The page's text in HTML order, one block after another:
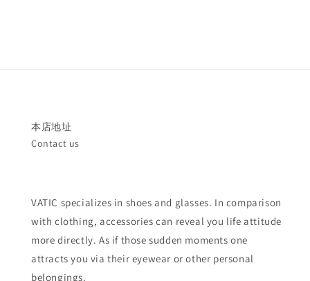
本店地址
Contact us
VATIC specializes in shoes and glasses. In comparison
with clothing, accessories can reveal you life attitude
more directly. As if those sudden moments one
attracts you via their eyewear or other personal
belongings.